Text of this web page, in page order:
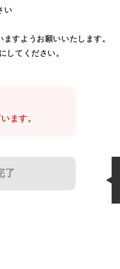
い
すようお願いいたします。
してください。
ます。
了